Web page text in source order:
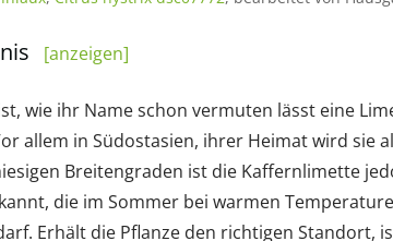
[anzeigen]
wie ihr Name schon vermuten lässt eine
allem in Südostasien, ihrer Heimat wird sie
Breitengraden ist die Kaffernlimette
die im Sommer bei warmen
Erhält die Pflanze den richtigen Standort,